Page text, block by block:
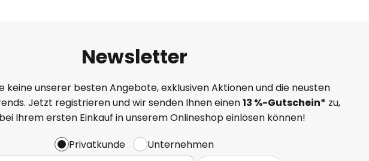
Newsletter
keine unserer besten Angebote, exklusiven Aktionen und die neusten
Jetzt registrieren und wir senden Ihnen einen13 %-Gutschein* zu,
Ihrem ersten Einkauf in unserem Onlineshop einlösen können!
Privatkunde
Unternehmen